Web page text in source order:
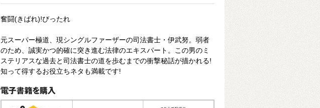
奮闘(きばれ)!びったれ
元スーパー極道、現シングルファーザーの司法書士・伊武努。弱者
のため、誠実かつ的確に突き進む法律のエキスパート。この男のミ
ステリアスな過去と司法書士の道を歩むまでの衝撃秘話が描かれる!
知って得するお役立ちネタも満載です!
電子書籍で購入